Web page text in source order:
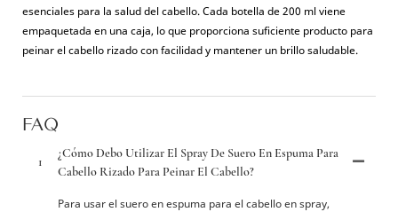
esenciales para la salud del cabello. Cada botella de 200 ml viene
empaquetada en una caja, lo que proporciona suficiente producto para
peinar el cabello rizado con facilidad y mantener un brillo saludable.
FAQ
1
¿Cómo Debo Utilizar El Spray De Suero En Espuma Para
Cabello Rizado Para Peinar El Cabello?
Para usar el suero en espuma para el cabello en spray,